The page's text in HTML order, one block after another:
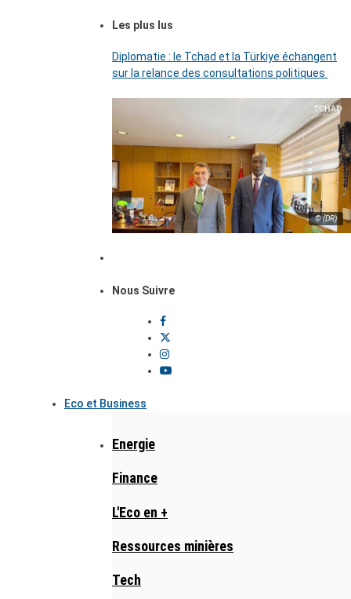
Les plus lus
Diplomatie : le Tchad et la Türkiye échangent
sur la relance des consultations politiques
© (DR)
Nous Suivre
Eco et Business
Energie
Finance
L'Eco en +
Ressources minières
Tech